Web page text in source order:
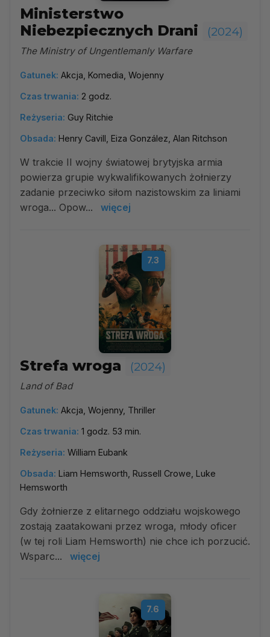
Ministerstwo
Niebezpiecznych Drani
(2024)
The Ministry of Ungentlemanly Warfare
Gatunek: Akcja, Komedia, Wojenny
Czas trwania: 2 godz.
Reżyseria: Guy Ritchie
Obsada: Henry Cavill, Eiza González, Alan Ritchson
W trakcie II wojny światowej brytyjska armia
powierza grupie wykwalifikowanych żołnierzy
zadanie przeciwko siłom nazistowskim za liniami
wroga... Opow...
więcej
7.3
Strefa wroga (2024)
Land of Bad
Gatunek: Akcja, Wojenny, Thriller
Czas trwania: 1 godz. 53 min.
Reżyseria: William Eubank
Obsada: Liam Hemsworth, Russell Crowe, Luke
Hemsworth
Gdy żołnierze z elitarnego oddziału wojskowego
zostają zaatakowani przez wroga, młody oficer
(w tej roli Liam Hemsworth) nie chce ich porzucić.
Wsparc...
więcej
7.6